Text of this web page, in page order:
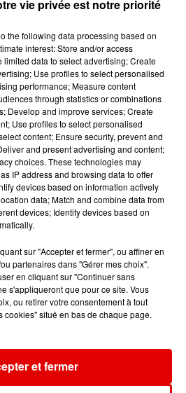
FARMER
A Qui Le Tour
13h14
13h14
P!NK
Never Gonna Not
Dance Again
vie privée est notre priorité
the following data processing based on
interest: Store and/or access
data to select advertising; Create
Use profiles to select personalised
performance; Measure content
through statistics or combinations
Develop and improve services; Create
Use profiles to select personalised
content; Ensure security, prevent and
and present advertising and content;
choices. These technologies may
IP address and browsing data to offer
devices based on information actively
data; Match and combine data from
devices; Identify devices based on
sur "Accepter et fermer", ou affiner en
partenaires dans "Gérer mes choix".
en cliquant sur "Continuer sans
s'appliqueront que pour ce site. Vous
ou retirer votre consentement à tout
cookies" situé en bas de chaque page.
et fermer